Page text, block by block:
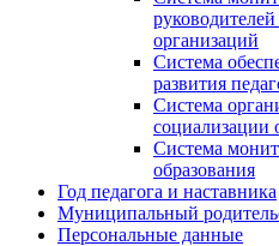
организаций
Система
развития
Система
социализации
Система
образования
Год педагога и наставника
Муниципальный
Персональные данные